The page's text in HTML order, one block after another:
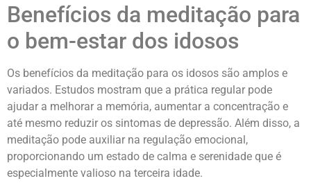
Benefícios da meditação para
o bem-estar dos idosos
Os benefícios da meditação para os idosos são amplos e
variados. Estudos mostram que a prática regular pode
ajudar a melhorar a memória, aumentar a concentração e
até mesmo reduzir os sintomas de depressão. Além disso, a
meditação pode auxiliar na regulação emocional,
proporcionando um estado de calma e serenidade que é
especialmente valioso na terceira idade.